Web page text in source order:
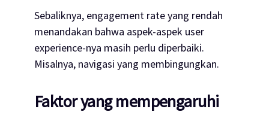
Sebaliknya, engagement rateyang rendah
menandakan bahwa aspek-aspek user
experience-nya masih perlu diperbaiki.
Misalnya, navigasi yang membingungkan.
Faktor yang mempengaruhi